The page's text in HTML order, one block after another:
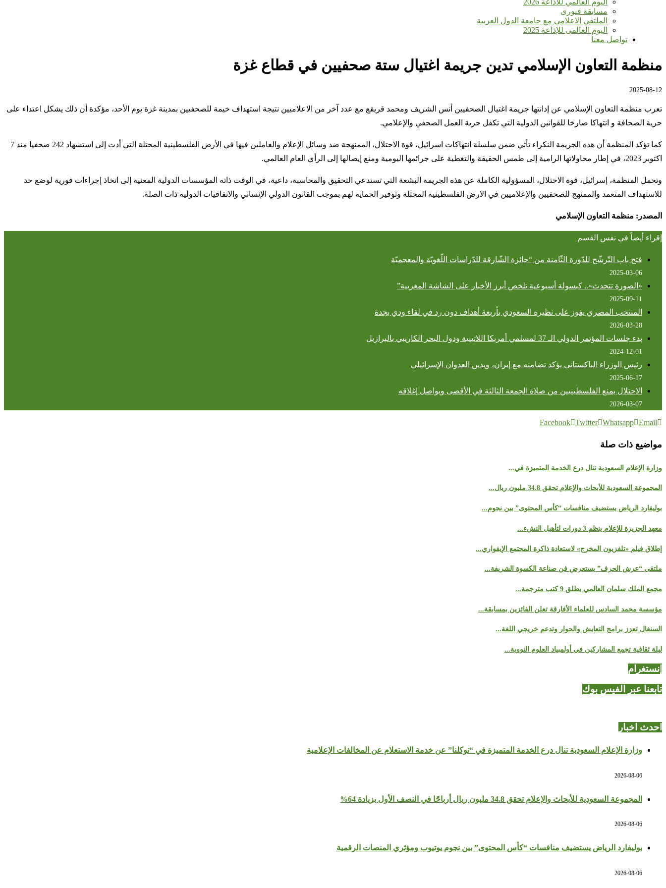
اليوم العالمي للأذاعة 2026
مسابقة فيورى
الملتقي الاعلامي مع جامعة الدول العربية
اليوم العالمى للإذاعة 2025
تواصل معنا
منظمة التعاون الإسلامي تدين جريمة اغتيال ستة صحفيين في قطاع غزة
2025-08-12
تعرب منظمة التعاون الإسلامي عن إدانتها جريمة اغتيال الصحفيين أنس الشريف ومحمد قريقع مع عدد آخر من الاعلاميين نتيجة استهداف خيمة للصحفيين بمدينة غزة يوم الأحد، مؤكدة أن ذلك يشكل اعتداء على
حرية الصحافة و انتهاكا صارخا للقوانين الدولية التي تكفل حرية العمل الصحفي والإعلامي.
كما تؤكد المنظمة أن هذه الجريمة النكراء تأتي ضمن سلسلة انتهاكات اسرائيل، قوة الاحتلال، الممنهجة ضد وسائل الإعلام والعاملين فيها في الأرض الفلسطينية المحتلة التي أدت إلى استشهاد 242 صحفيا منذ 7
اكتوبر 2023، في إطار محاولاتها الرامية إلى طمس الحقيقة والتغطية على جرائمها اليومية ومنع إيصالها إلى الرأي العام العالمي.
وتحمل المنظمة، إسرائيل، قوة الاحتلال، المسؤولية الكاملة عن هذه الجريمة البشعة التي تستدعي التحقيق والمحاسبة، داعية، في الوقت ذاته المؤسسات الدولية المعنية إلى اتخاذ إجراءات فورية لوضع حد
للاستهداف المتعمد والممنهج للصحفيين والإعلاميين في الارض الفلسطينية المحتلة وتوفير الحماية لهم بموجب القانون الدولي الإنساني والاتفاقيات الدولية ذات الصلة.
المصدر: منظمة التعاون الإسلامي
إقراء أيضاً في نفس القسم
فتح باب التّرشّح للدّورة الثّامنة من “جائزة الشّارقة للدّراسات اللّغويّة والمعجميّة
2025-03-06
«الصورة تتحدث».. كبسولة أسبوعية تلخص أبرز الأخبار على الشاشة المغربية”
2025-09-11
المنتخب المصري يفوز على نظيره السعودي بأربعة أهداف دون رد في لقاء ودي بجدة
2026-03-28
بدء جلسات المؤتمر الدولي الـ 37 لمسلمي أمريكا اللاتينية ودول البحر الكاريبي بالبرازيل
2024-12-01
رئيس الوزراء الباكستاني يؤكد تضامنه مع إيران، ويدين العدوان الإسرائيلي
2025-06-17
الاحتلال يمنع الفلسطينيين من صلاة الجمعة الثالثة في الأقصى ويواصل إغلاقه
2026-03-07
Facebook Twitter Whatsapp Email
مواضيع ذات صلة
وزارة الإعلام السعودية تنال درع الخدمة المتميزة في...
المجموعة السعودية للأبحاث والإعلام تحقق 34.8 مليون ريال...
بوليفارد الرياض يستضيف منافسات “كأس المحتوى” بين نجوم...
معهد الجزيرة للإعلام ينظم 3 دورات لتأهيل النشء...
إطلاق فيلم «تلفزيون المخرج» لاستعادة ذاكرة المجتمع الإيفواري...
ملتقى “عرش الحرف” يستعرض فن صناعة الكسوة الشريفة...
مجمع الملك سلمان العالمي يطلق 9 كتب مترجمة...
مؤسسة محمد السادس للعلماء الأفارقة تعلن الفائزين بمسابقة...
السنغال تعزز برامج التعايش والحوار وتدعم خريجي اللغة...
ليلة ثقافية تجمع المشاركين في أولمبياد العلوم النووية...
إنستغرام
تابعنا عبر الفيس بوك
احدث اخبار
وزارة الإعلام السعودية تنال درع الخدمة المتميزة في “توكلنا” عن خدمة الاستعلام عن المخالفات الإعلامية
2026-08-06
المجموعة السعودية للأبحاث والإعلام تحقق 34.8 مليون ريال أرباحًا في النصف الأول بزيادة 64%
2026-08-06
بوليفارد الرياض يستضيف منافسات “كأس المحتوى” بين نجوم يوتيوب ومؤثري المنصات الرقمية
2026-08-06